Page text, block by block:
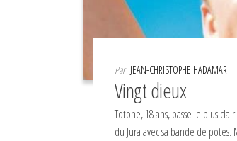
Par JEAN-CHRISTOPHE HADAMAR
Vingt dieux
Totone, 18 ans, passe le plus
du Jura avec sa bande de